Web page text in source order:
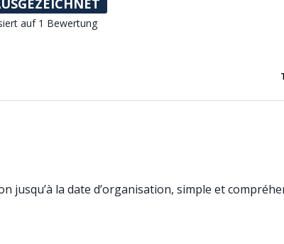
auf 1 Bewertung
jusqu’à la date d’organisation, simple et